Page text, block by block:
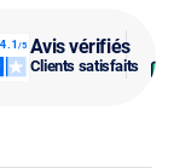
Avis vérifiés
Clients satisfaits